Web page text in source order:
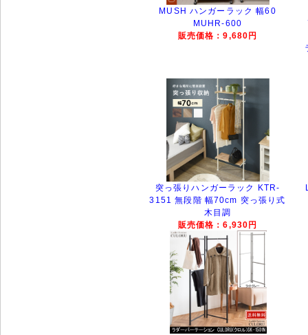
MUSH ハンガーラック 幅60
MUHR-600
販売価格：9,680円
突っ張りハンガーラック KTR-
3151 無段階 幅70cm 突っ張り式
木目調
販売価格：6,930円